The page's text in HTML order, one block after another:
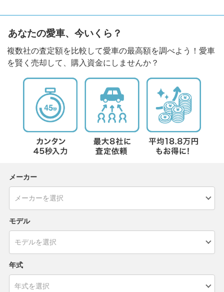
あなたの愛車、今いくら？
複数社の査定額を比較して愛車の最高額を調べよう！愛車
を賢く売却して、購入資金にしませんか？
メーカー
モデル
年式